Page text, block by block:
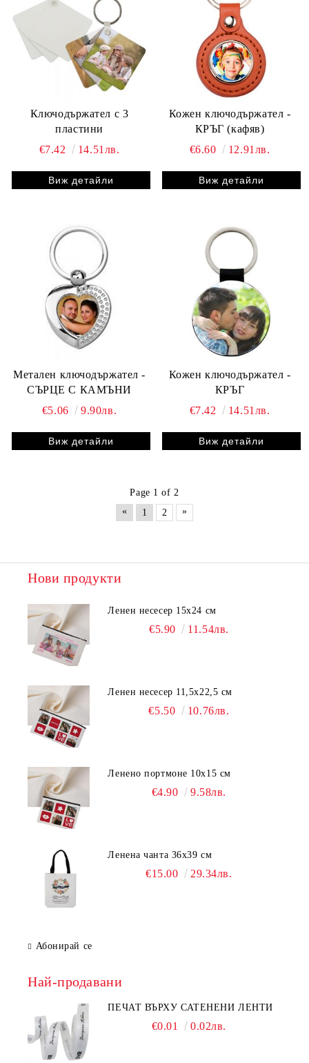
Ключодържател с 3
пластини
€7.42
14.51лв.
Виж детайли
Кожен ключодържател -
КРЪГ (кафяв)
€6.60
12.91лв.
Виж детайли
Метален ключодържател -
СЪРЦЕ С КАМЪНИ
€5.06
9.90лв.
Виж детайли
Кожен ключодържател -
КРЪГ
€7.42
14.51лв.
Виж детайли
Page 1 of 2
«
1 2 »
Нови продукти
Ленен несесер 15х24 см
€5.90 11.54лв.
Ленен несесер 11,5х22,5 см
€5.50 10.76лв.
Ленено портмоне 10х15 см
€4.90 9.58лв.
Ленена чанта 36х39 см
€15.00 29.34лв.
Абонирай се
Най-продавани
ПЕЧАТ ВЪРХУ САТЕНЕНИ ЛЕНТИ
€0.01 0.02лв.